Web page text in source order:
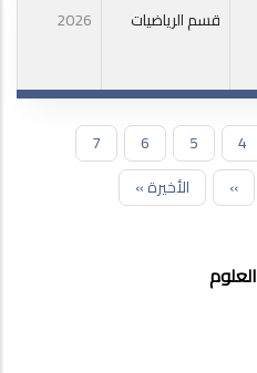
قسم الرياضيات 2026
الصفحة
4 الصفحة
5 الصفحة
6 الصفحة
7
الصفحة
التالية
››
Last
page
الأخيرة »